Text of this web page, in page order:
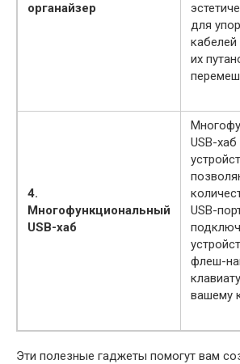
органайзер
для
кабелей
их
4.
Многофункциональный
USB-хаб
USB-
USB-
флеш-
вашему
Эти полезные гаджеты помогут вам